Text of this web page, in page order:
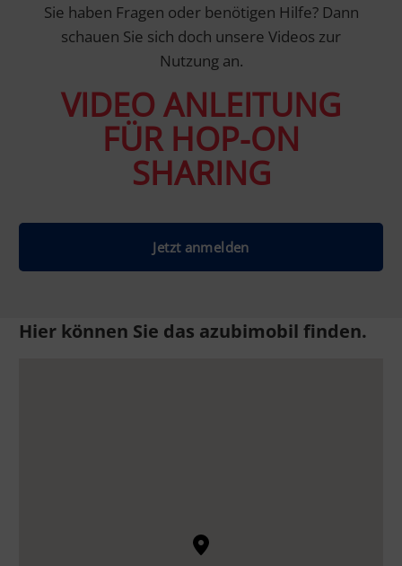
Sie haben Fragen oder benötigen Hilfe? Dann
schauen Sie sich doch unsere Videos zur
Nutzung an.
VIDEO ANLEITUNG
FÜR HOP-ON
SHARING
Jetzt anmelden
Hier können Sie das azubimobil finden.